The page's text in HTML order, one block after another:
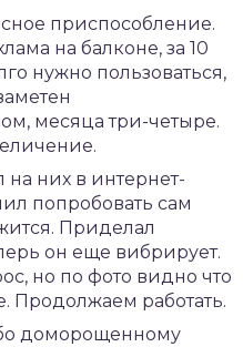
приспособление.
на балконе, за 10
нужно пользоваться,
месяца три-четыре.
на них в интернет-
попробовать сам
Приделал
он еще вибрирует.
но по фото видно что
Продолжаем работать.
доморощенному